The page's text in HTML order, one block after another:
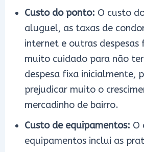
Custo do ponto: O custo
aluguel, as taxas de
internet e outras despesas
muito cuidado para não
despesa fixa inicialmente,
prejudicar muito o
mercadinho de bairro.
Custo de equipamentos: O
equipamentos inclui as